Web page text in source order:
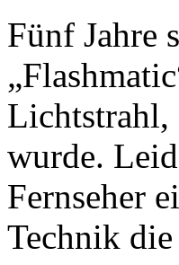
Fünf Jahre
Lichtstrahl,
wurde.
Fernseher
Technik